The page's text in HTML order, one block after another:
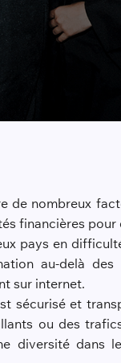
de nombreux
financières
pays en
au-delà
sur internet.
sécurisé et
ou des
diversité dans